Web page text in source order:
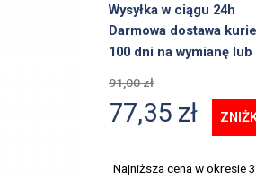
Wysyłka w ciągu 24h
Darmowa dostawa
100 dni na wymianę
91,00 zł
77,35 zł
Najniższa cena w okresie